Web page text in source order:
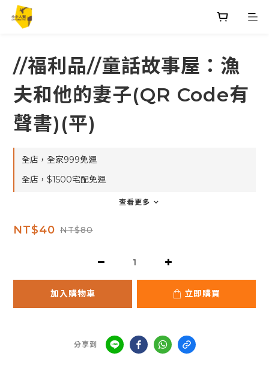
//福利品//童話故事屋：漁
夫和他的妻子(QR Code有
聲書)(平)
全店，全家999免運
全店，$1500宅配免運
查看更多
NT$40 NT$80
加入購物車 立即購買
分享到